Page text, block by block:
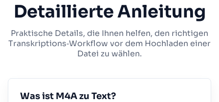
Detaillierte Anleitung
Praktische Details, die Ihnen helfen, den richtigen
Transkriptions‑Workflow vor dem Hochladen einer
Datei zu wählen.
Was ist M4A zu Text?